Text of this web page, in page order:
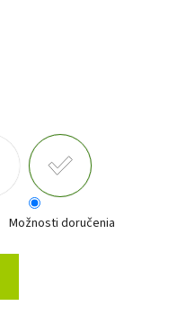
Možnosti doručenia